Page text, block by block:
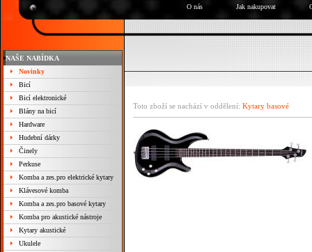
O nás Jak nakupovat
NAŠE NABÍDKA
Novinky
Bicí
Bicí elektronické
Blány na bicí
Hardware
Hudební dárky
Činely
Perkuse
Komba a zes.pro elektrické kytary
Klávesové komba
Komba a zes.pro basové kytary
Komba pro akustické nástroje
Kytary akustické
Ukulele
Toto zboží se nachází v oddělení: Kytary basové